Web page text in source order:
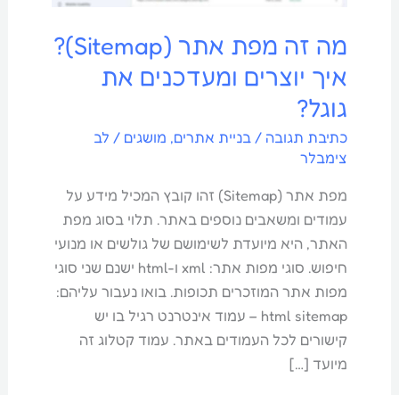
מה זה מפת אתר (Sitemap)?
איך יוצרים ומעדכנים את
גוגל?
כתיבת תגובה /בניית אתרים, מושגים / לב
צימבלר
מפת אתר (Sitemap) זהו קובץ המכיל מידע על
עמודים ומשאבים נוספים באתר. תלוי בסוג מפת
האתר, היא מיועדת לשימושם של גולשים או מנועי
חיפוש. סוגי מפות אתר: xml ו-html ישנם שני סוגי
מפות אתר המוזכרים תכופות. בואו נעבור עליהם:
html sitemap – עמוד אינטרנט רגיל בו יש
קישורים לכל העמודים באתר. עמוד קטלוג זה
מיועד […]
ומעדכנים
את
גוגל?